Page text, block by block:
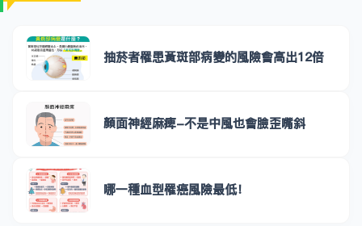
抽菸者罹患黃斑部病變的風險會高出12倍
顏面神經麻痺-不是中風也會臉歪嘴斜
哪一種血型罹癌風險最低！